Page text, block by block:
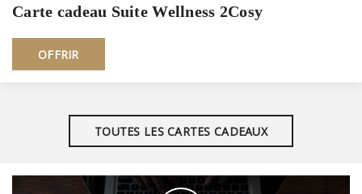
Carte cadeau Suite Wellness 2Cosy
OFFRIR
TOUTES LES CARTES CADEAUX